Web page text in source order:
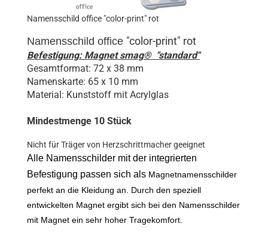
Namensschild office "color-print" rot
Namensschild office "color-print" rot
Befestigung: Magnet smag® "standard"
Gesamtformat: 72 x 38 mm
Namenskarte: 65 x 10 mm
Material: Kunststoff mit Acrylglas
Mindestmenge 10 Stück
Nicht für Träger von Herzschrittmacher geeignet
Alle Namensschilder mit der integrierten
Befestigung passen sich als Magnetnamensschilder
perfekt an die Kleidung an. Durch den speziell
entwickelten Magnet ergibt sich bei den Namensschilder
mit Magnet ein sehr hoher Tragekomfort.